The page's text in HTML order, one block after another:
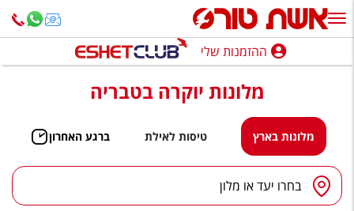
ההזמנות שלי
נופש בארץ
חופשה לפי סגנון
מלונות באילת
טיולים מאורגנים
ההזמנות שלי
מלונות יוקרה בטבריה
מלונות בארץ טיסות לאילת ברגע האחרון
יעד/מלון בחרו יעד או מלון